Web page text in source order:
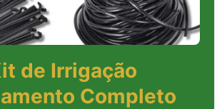
de Irrigação
Completo